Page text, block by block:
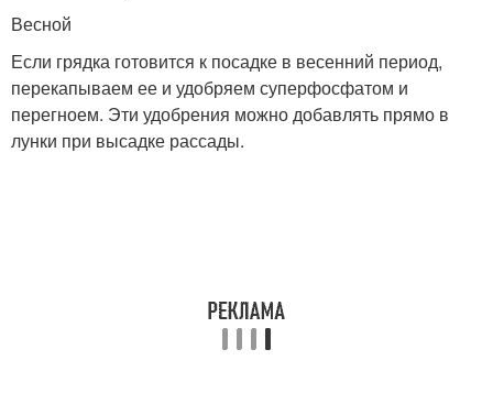
Весной
Если грядка готовится к посадке в весенний период,
перекапываем ее и удобряем суперфосфатом и
перегноем. Эти удобрения можно добавлять прямо в
лунки при высадке рассады.